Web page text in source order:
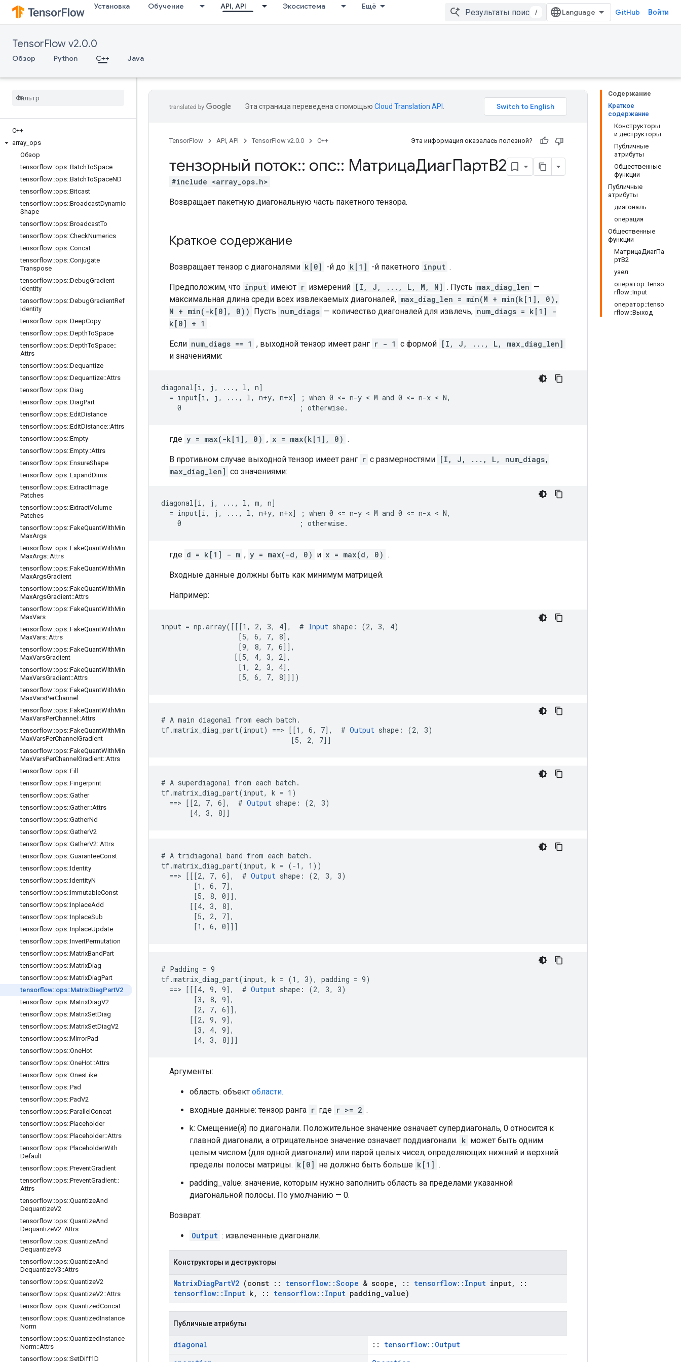
Установка Обучение API, API Экосистема Ещё
/ GitHub Войти
TensorFlow v2.0.0
Обзор Python C++ Java
C++
array ops
Обзор
tensorflow::ops::BatchToSpace
tensorflow::ops::BatchToSpaceND
tensorflow::ops::Bitcast
tensorflow::ops::BroadcastDynamic
Shape
tensorflow::ops::BroadcastTo
tensorflow::ops::CheckNumerics
tensorflow::ops::Concat
tensorflow::ops::Conjugate
Transpose
tensorflow::ops::DebugGradient
Identity
tensorflow::ops::DebugGradientRef
Identity
tensorflow::ops::DeepCopy
tensorflow::ops::DepthToSpace
tensorflow::ops::DepthToSpace::
Attrs
tensorflow::ops::Dequantize
tensorflow::ops::Dequantize::Attrs
tensorflow::ops::Diag
tensorflow::ops::DiagPart
tensorflow::ops::EditDistance
tensorflow::ops::EditDistance::Attrs
tensorflow::ops::Empty
tensorflow::ops::Empty::Attrs
tensorflow::ops::EnsureShape
tensorflow::ops::ExpandDims
tensorflow::ops::ExtractImage
Patches
tensorflow::ops::ExtractVolume
Patches
tensorflow::ops::FakeQuantWithMin
MaxArgs
tensorflow::ops::FakeQuantWithMin
MaxArgs::Attrs
tensorflow::ops::FakeQuantWithMin
MaxArgsGradient
tensorflow::ops::FakeQuantWithMin
MaxArgsGradient::Attrs
tensorflow::ops::FakeQuantWithMin
MaxVars
tensorflow::ops::FakeQuantWithMin
MaxVars::Attrs
tensorflow::ops::FakeQuantWithMin
MaxVarsGradient
tensorflow::ops::FakeQuantWithMin
MaxVarsGradient::Attrs
tensorflow::ops::FakeQuantWithMin
MaxVarsPerChannel
tensorflow::ops::FakeQuantWithMin
MaxVarsPerChannel ::Attrs
tensorflow::ops::FakeQuantWithMin
MaxVarsPerChannel Gradient
tensorflow::ops::FakeQuantWithMin
MaxVarsPerChannel Gradient::Attrs
tensorflow::ops::Fill
tensorflow::ops::Fingerprint
tensorflow::ops::Gather
tensorflow::ops::Gather::Attrs
tensorflow::ops::GatherNd
tensorflow::ops::GatherV2
tensorflow::ops::GatherV2::Attrs
tensorflow::ops::GuaranteeConst
tensorflow::ops::Identity
tensorflow::ops::IdentityN
tensorflow::ops::ImmutableConst
tensorflow::ops::InplaceAdd
tensorflow::ops::InplaceSub
tensorflow::ops::InplaceUpdate
tensorflow::ops::InvertPermutation
tensorflow::ops::MatrixBandPart
tensorflow::ops::MatrixDiag
tensorflow::ops::MatrixDiagPart
tensorflow::ops::MatrixDiagPartV2
tensorflow::ops::MatrixDiagV2
tensorflow::ops::MatrixSetDiag
tensorflow::ops::MatrixSetDiagV2
tensorflow::ops::MirrorPad
tensorflow::ops::OneHot
tensorflow::ops::OneHot::Attrs
tensorflow::ops::OnesLike
tensorflow::ops::Pad
tensorflow::ops::PadV2
tensorflow::ops::Parallel Concat
tensorflow::ops::Placeholder
tensorflow::ops::Placeholder::Attrs
tensorflow::ops::PlaceholderWith
Default
tensorflow::ops::PreventGradient
tensorflow::ops::PreventGradient::
Attrs
tensorflow::ops::QuantizeAnd
DequantizeV2
tensorflow::ops::QuantizeAnd
DequantizeV2::Attrs
tensorflow::ops::QuantizeAnd
DequantizeV3
tensorflow::ops::QuantizeAnd
DequantizeV3::Attrs
tensorflow::ops::QuantizeV2
tensorflow::ops::QuantizeV2::Attrs
tensorflow::ops::QuantizedConcat
tensorflow::ops::QuantizedInstance
Norm
tensorflow::ops::QuantizedInstance
Norm::Attrs
tensorflow::ops::SetDiff1D
Содержание
Краткое
содержание
Конструкторы
и деструкторы
Публичные
атрибуты
Общественные
функции
Публичные
атрибуты
диагональ
операция
Общественные
функции
МатрицаДиагПа
ртВ2
узел
оператор::tenso
rflow::Input
оператор::tenso
rflow::Выход
Эта страница переведена с помощью Cloud Translation API
TensorFlow API, API TensorFlow v2.0.0 C++ Эта информация оказалась полезной?
тензорный поток:: опс:: МатрицаДиагПартВ2
#include <array_ops.h>
Возвращает пакетную диагональную часть пакетного тензора.
Краткое содержание
Возвращает тензор с диагоналями k[0] -й до k[1] -й пакетного input .
Предположим, что input имеют r измерений [I, J, ..., L, M, N] . Пусть max_diag_len —
максимальная длина среди всех извлекаемых диагоналей, max_diag_len = min(M + min(k[1], 0),
N + min(-k[0], 0)) Пусть num_diags — количество диагоналей для извлечь, num_diags = k[1] -
k[0] + 1 .
Если num_diags == 1 , выходной тензор имеет ранг r - 1 с формой [I, J, ..., L, max_diag_len]
и значениями:
diagonal[i, j, ..., l, n]
  = input[i, j, ..., l, n+y, n+x] ; when 0 <= n-y < M and 0 <= n-x < N,
    0                             ; otherwise.
где y = max(-k[1], 0) , x = max(k[1], 0) .
В противном случае выходной тензор имеет ранг r с размерностями [I, J, ..., L, num_diags,
max_diag_len] со значениями:
diagonal[i, j, ..., l, m, n]
  = input[i, j, ..., l, n+y, n+x] ; when 0 <= n-y < M and 0 <= n-x < N,
    0                             ; otherwise.
где d = k[1] - m , y = max(-d, 0) и x = max(d, 0) .
Входные данные должны быть как минимум матрицей.
Например:
input = np.array([[[1, 2, 3, 4],  # Input shape: (2, 3, 4)
                   [5, 6, 7, 8],
                   [9, 8, 7, 6]],
                  [[5, 4, 3, 2],
                   [1, 2, 3, 4],
                   [5, 6, 7, 8]]])
# A main diagonal from each batch.
tf.matrix_diag_part(input) ==> [[1, 6, 7],  # Output shape: (2, 3)
                                [5, 2, 7]]
# A superdiagonal from each batch.
tf.matrix_diag_part(input, k = 1)
  ==> [[2, 7, 6],  #
Output shape: (2, 3)
       [4, 3, 8]]
# A tridiagonal band from each batch.
tf.matrix_diag_part(input, k = (-1, 1))
  ==> [[[2, 7, 6],  #
Output shape: (2, 3, 3)
        [1, 6, 7],
        [5, 8, 0]],
       [[4, 3, 8],
        [5, 2, 7],
        [1, 6, 0]]]
# Padding = 9
tf.matrix_diag_part(input, k = (1, 3), padding = 9)
  ==> [[[4, 9, 9],  #
Output shape: (2, 3, 3)
        [3, 8, 9],
        [2, 7, 6]],
       [[2, 9, 9],
        [3, 4, 9],
        [4, 3, 8]]]
Аргументы:
область: объект области.
входные данные: тензор ранга r где r >= 2 .
k: Смещение(я) по диагонали. Положительное значение означает супердиагональ, 0 относится к
главной диагонали, а отрицательное значение означает поддиагонали. k может быть одним
целым числом (для одной диагонали) или парой целых чисел, определяющих нижний и верхний
пределы полосы матрицы. k[0] не должно быть больше k[1] .
padding_value: значение, которым нужно заполнить область за пределами указанной
диагональной полосы. По умолчанию — 0.
Возврат:
Output : извлеченные диагонали.
Конструкторы и деструкторы
MatrixDiagPartV2 (const :: tensorflow::Scope & scope , :: tensorflow:: Input input,
::
tensorflow:: Input k, :: tensorflow:: Input padding value)
Публичные атрибуты
diagonal :: tensorflow::Output